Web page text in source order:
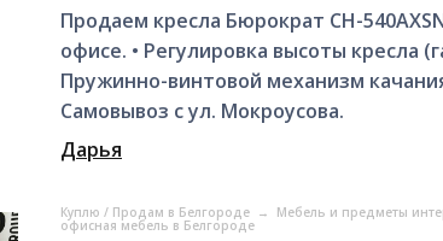
Продаем кресла Бюрократ CH-
офисе. • Регулировка высоты кресла
Пружинно-винтовой механизм
Самовывоз с ул. Мокроусова.
Дарья
Куплю / Продам в Белгороде → Мебель и предметы
офисная мебель в Белгороде